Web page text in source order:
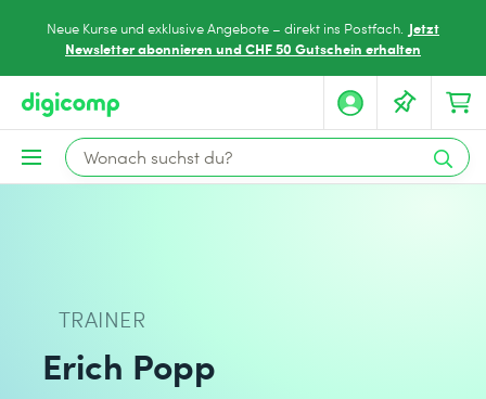
Neue Kurse und exklusive Angebote – direkt ins Postfach. Jetzt
Newsletter abonnieren und CHF 50 Gutschein erhalten
TRAINER
Erich Popp